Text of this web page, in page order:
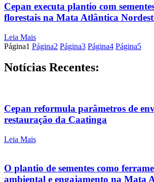
Cepan executa plantio com
florestais na Mata Atlântica
Leia Mais
Página1 Página2 Página3 Página4 Página5
Notícias Recentes:
Cepan reformula parâmetros de
restauração da Caatinga
Leia Mais
O plantio de sementes como
ambiental e engajamento na Mata